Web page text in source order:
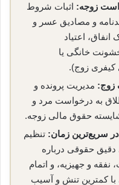
زوجه: اثبات شروط
و مصادیق عسر و
انفاق، اعتیاد
خانگی یا
زوج).
زوج: مدیریت پرونده و
به درخواست مرد و
حقوق مالی زوجه.
سریع‌ترین زمان: تنظیم
دقیق حقوقی درباره
نفقه و جهیزیه، و اتمام
کمترین تنش و آسیب